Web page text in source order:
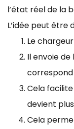
l’état réel de la
L’idée peut être
Le
Il envoie de
correspond
Cela
devient
Cela